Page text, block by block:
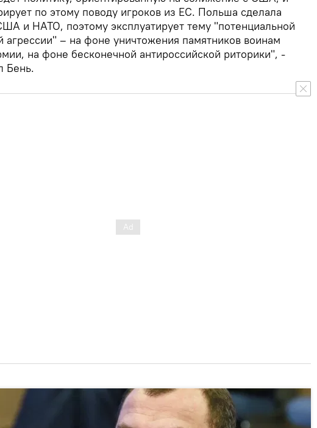
по этому поводу игроков из ЕС. Польша сделала
и НАТО, поэтому эксплуатирует тему "потенциальной
агрессии" – на фоне уничтожения памятников воинам
на фоне бесконечной антироссийской риторики", -
Бень.